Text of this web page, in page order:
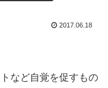
2017.06.18
など自覚を促すもの